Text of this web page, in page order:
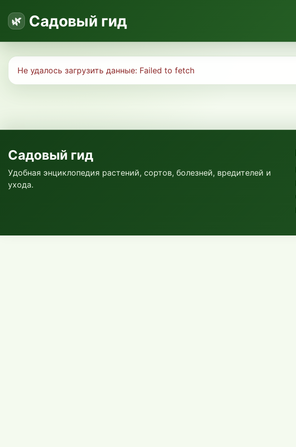
Садовый гид
Не удалось загрузить данные: Failed to fetch
Садовый гид
Удобная энциклопедия растений, сортов, болезней, вредителей и
ухода.